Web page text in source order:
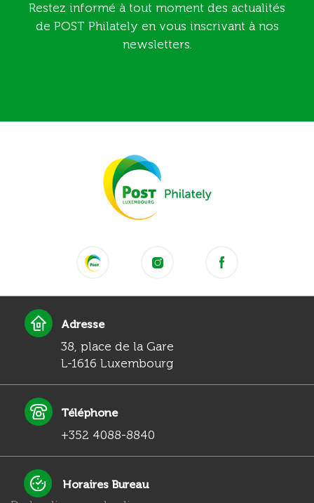
Restez informé à tout moment des actualités
de POST Philately en vous inscrivant à nos
newsletters.
Adresse
38, place de la Gare
L-1616 Luxembourg
Téléphone
+352 4088-8840
Horaires Bureau